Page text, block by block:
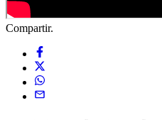
Compartir.